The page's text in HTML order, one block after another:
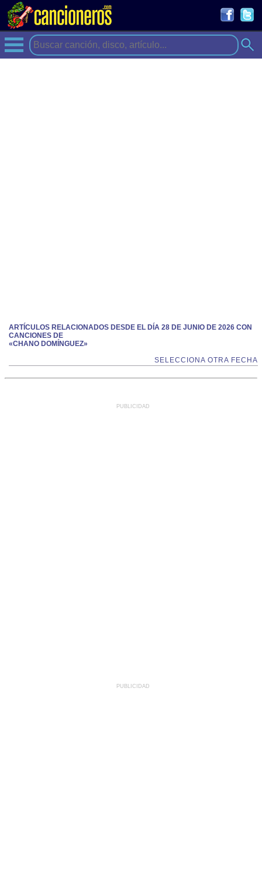
ARTÍCULOS RELACIONADOS DESDE EL DÍA 28 DE JUNIO DE 2026 CON
CANCIONES DE
«CHANO DOMÍNGUEZ»
SELECCIONA OTRA FECHA
PUBLICIDAD
PUBLICIDAD